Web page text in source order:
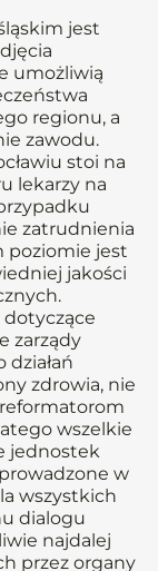
jest
umożliwią
regionu, a
zawodu.
stoi na
lekarzy na
zatrudnienia
poziomie jest
jakości
zarządy
zdrowia, nie
wszelkie
jednostek
w
wszystkich
dialogu
najdalej
przez organy